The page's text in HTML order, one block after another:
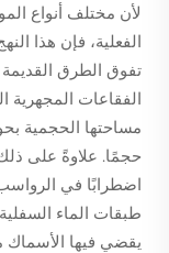
لأن مختلف أنواع
الفعلية، فإن هذا
الفقاعات
مساحتها الحجمية
حجمًا. علاوةً على
اضطرابًا في
طبقات الماء
يقضي فيها الأسماك